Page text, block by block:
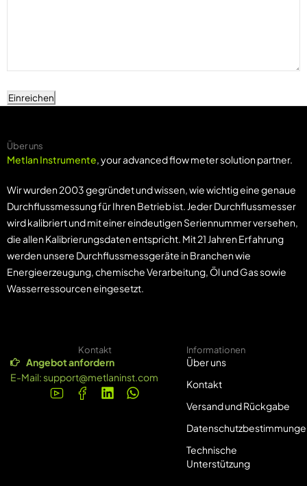
Einreichen
Über uns
Metlan Instrumente, your advanced flow meter solution partner.
Wir wurden 2003 gegründet und wissen, wie wichtig eine genaue
Durchflussmessung für Ihren Betrieb ist. Jeder Durchflussmesser
wird kalibriert und mit einer eindeutigen Seriennummer versehen,
die allen Kalibrierungsdaten entspricht. Mit 21 Jahren Erfahrung
werden unsere Durchflussmessgeräte in Branchen wie
Energieerzeugung, chemische Verarbeitung, Öl und Gas sowie
Wasserressourcen eingesetzt.
Kontakt
Angebot anfordern
E-Mail:support@metlaninst.com
Informationen
Über uns
Kontakt
Versand und Rückgabe
Technische
Unterstützung